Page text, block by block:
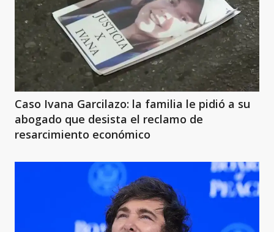
Caso Ivana Garcilazo: la familia le pidió a su
abogado que desista el reclamo de
resarcimiento económico